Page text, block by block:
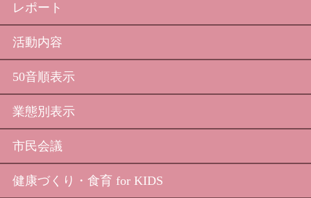
レポート
活動内容
50音順表示
業態別表示
市民会議
健康づくり・食育 for KIDS